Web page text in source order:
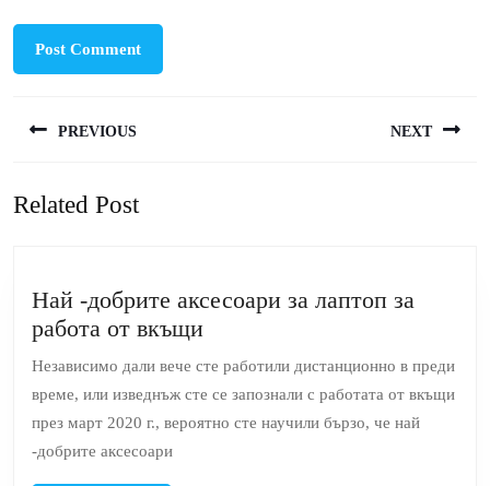
navigation
PREVIOUS
post:
NEXT
Related Post
Най -добрите аксесоари за лаптоп за
работа от вкъщиНай
-добрите
аксесоари
Независимо дали вече сте работили дистанционно в преди
време, или изведнъж сте се запознали с работата от вкъщи
през март 2020 г., вероятно сте научили бързо, че най
-добрите аксесоари